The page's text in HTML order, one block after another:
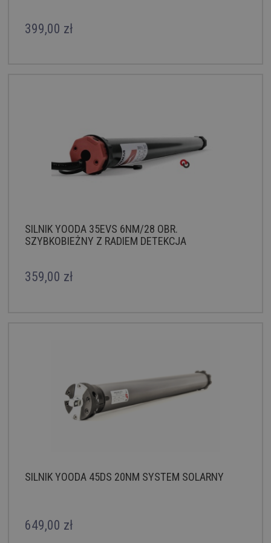
399,00 zł
SILNIK YOODA 35EVS 6NM/28 OBR.
SZYBKOBIEŻNY Z RADIEM DETEKCJA
359,00 zł
SILNIK YOODA 45DS 20NM SYSTEM SOLARNY
649,00 zł